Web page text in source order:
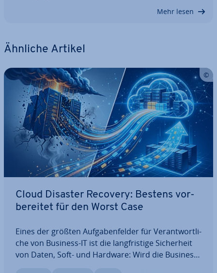
Mehr lesen
Ähnliche Artikel
Cloud Disaster Recovery: Bestens vor­
be­rei­tet für den Worst Case
Eines der größten Auf­ga­ben­fel­der für Ver­ant­wort­li­
che von Business-IT ist die lang­fris­ti­ge Si­cher­heit
von Daten, Soft- und Hardware: Wird die Business-